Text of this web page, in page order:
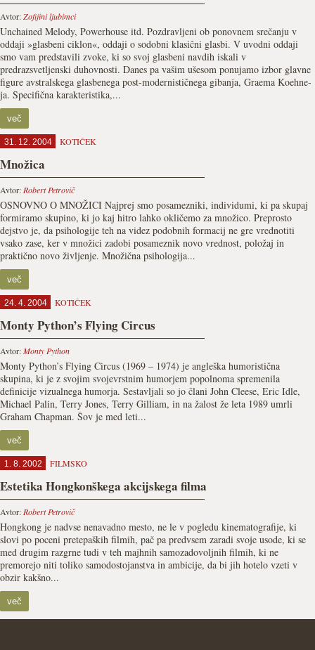
Avtor:Zofijini ljubimci
Unchained Melody, Powerhouse itd. Pozdravljeni ob ponovnem srečanju v
oddaji »glasbeni ciklon«, oddaji o sodobni klasični glasbi. V uvodni oddaji
smo vam predstavili zvoke, ki so svoj glasbeni navdih iskali v
predrazsvetljenski duhovnosti. Danes pa vašim ušesom ponujamo izbor glavne
figure avstralskega glasbenega post-modernističnega gibanja, Graema Koehne-
ja. Specifična karakteristika,...
več
31. 12. 2004 KOTIČEK
Množica
Avtor: Robert Petrovič
OSNOVNO O MNOŽICI Najprej smo posamezniki, individumi, ki pa skupaj
formiramo skupino, ki jo kaj hitro lahko okličemo za množico. Preprosto
dejstvo je, da psihologije teh na videz podobnih formacij ne gre vrednotiti
vsako zase, ker v množici zadobi posameznik novo vrednost, položaj in
praktično novo življenje. Množična psihologija...
več
24. 4. 2004 KOTIČEK
Monty Python’s Flying Circus
Avtor:Monty Python
Monty Python’s Flying Circus (1969 – 1974) je angleška humoristična
skupina, ki je z svojim svojevrstnim humorjem popolnoma spremenila
definicije vizualnega humorja. Sestavljali so jo člani John Cleese, Eric Idle,
Michael Palin, Terry Jones, Terry Gilliam, in na žalost že leta 1989 umrli
Graham Chapman. Šov je med leti...
več
1. 8. 2002 FILMSKO
Estetika Hongkonškega akcijskega filma
Avtor: Robert Petrovič
Hongkong je nadvse nenavadno mesto, ne le v pogledu kinematografije, ki
slovi po poceni pretepaških filmih, pač pa predvsem zaradi svoje usode, ki se
med drugim razgrne tudi v teh majhnih samozadovoljnih filmih, ki ne
premorejo niti toliko samodostojanstva in ambicije, da bi jih hotelo vzeti v
obzir kakšno...
več